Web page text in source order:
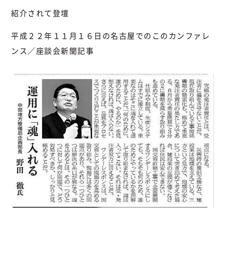
紹介されて登壇
平成２２年１１月１６日の名古屋でのこのカンファレ
ンス／座談会新聞記事